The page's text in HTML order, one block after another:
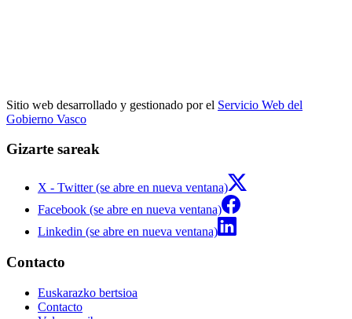
Sitio web desarrollado y gestionado por el Servicio Web del
Gobierno Vasco
Gizarte sareak
X - Twitter (se abre en nueva ventana)
Facebook (se abre en nueva ventana)
Linkedin (se abre en nueva ventana)
Contacto
Euskarazko bertsioa
Contacto